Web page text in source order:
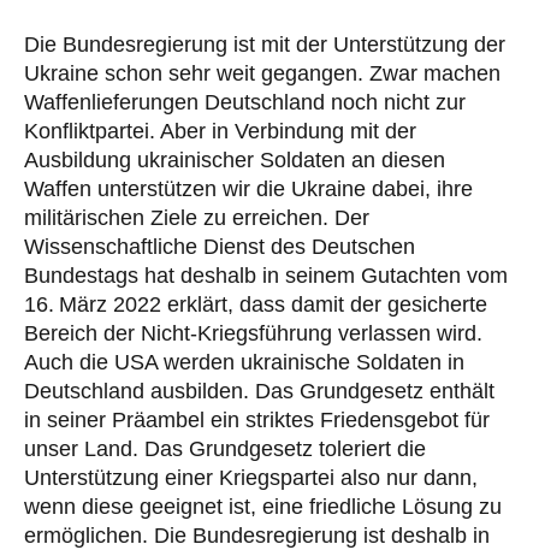
Die Bundesregierung ist mit der Unterstützung der
Ukraine schon sehr weit gegangen. Zwar machen
Waffenlieferungen Deutschland noch nicht zur
Konfliktpartei. Aber in Verbindung mit der
Ausbildung ukrainischer Soldaten an diesen
Waffen unterstützen wir die Ukraine dabei, ihre
militärischen Ziele zu erreichen. Der
Wissenschaftliche Dienst des Deutschen
Bundestags hat deshalb in seinem Gutachten vom
16. März 2022 erklärt, dass damit der gesicherte
Bereich der Nicht-Kriegsführung verlassen wird.
Auch die USA werden ukrainische Soldaten in
Deutschland ausbilden. Das Grundgesetz enthält
in seiner Präambel ein striktes Friedensgebot für
unser Land. Das Grundgesetz toleriert die
Unterstützung einer Kriegspartei also nur dann,
wenn diese geeignet ist, eine friedliche Lösung zu
ermöglichen. Die Bundesregierung ist deshalb in